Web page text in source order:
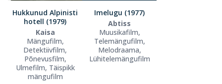
Hukkunud Alpinisti
hotell (1979)
Kaisa
Mängufilm,
Detektiivfilm,
Põnevusfilm,
Ulmefilm, Täispikk
mängufilm
Imelugu (1977)
Abtiss
Muusikafilm,
Telemängufilm,
Melodraama,
Lühitelemängufilm